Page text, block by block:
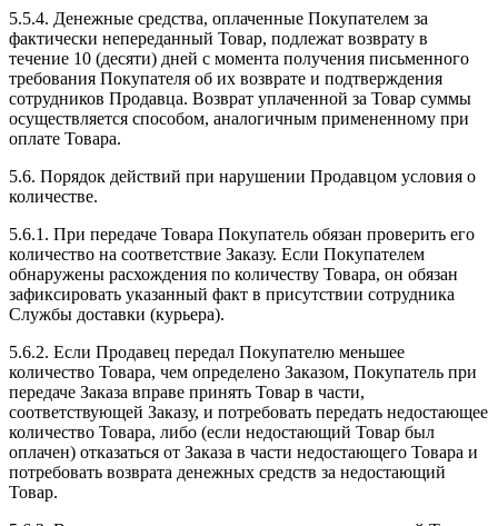
5.5.4. Денежные средства, оплаченные Покупателем за
фактически непереданный Товар, подлежат возврату в
течение 10 (десяти) дней с момента получения письменного
требования Покупателя об их возврате и подтверждения
сотрудников Продавца. Возврат уплаченной за Товар суммы
осуществляется способом, аналогичным примененному при
оплате Товара.
5.6. Порядок действий при нарушении Продавцом условия о
количестве.
5.6.1. При передаче Товара Покупатель обязан проверить его
количество на соответствие Заказу. Если Покупателем
обнаружены расхождения по количеству Товара, он обязан
зафиксировать указанный факт в присутствии сотрудника
Службы доставки (курьера).
5.6.2. Если Продавец передал Покупателю меньшее
количество Товара, чем определено Заказом, Покупатель при
передаче Заказа вправе принять Товар в части,
соответствующей Заказу, и потребовать передать недостающее
количество Товара, либо (если недостающий Товар был
оплачен) отказаться от Заказа в части недостающего Товара и
потребовать возврата денежных средств за недостающий
Товар.